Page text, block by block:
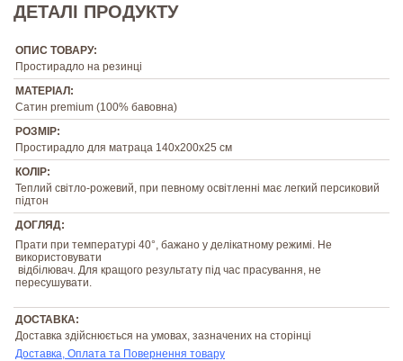
ДЕТАЛІ ПРОДУКТУ
ОПИС ТОВАРУ:
Простирадло на резинці
МАТЕРІАЛ:
Сатин premium (100% бавовна)
РОЗМІР:
Простирадло для матраца 140х200х25 см
КОЛІР:
Теплий світло-рожевий, при певному освітленні має легкий персиковий
підтон
ДОГЛЯД:
Прати при температурі 40°, бажано у делікатному режимі. Не
використовувати
відбілювач. Для кращого результату під час прасування, не
пересушувати.
ДОСТАВКА:
Доставка здійснюється на умовах, зазначених на сторінці
Доставка, Оплата та Повернення товару